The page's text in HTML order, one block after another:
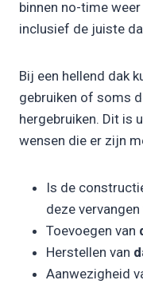
binnen no-time
inclusief de juiste
Bij een hellend dak
gebruiken of soms
hergebruiken. Dit is
wensen die er zijn
Is de
deze
Toevoegen van
Herstellen van
Aanwezigheid